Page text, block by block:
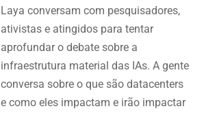
Laya conversam com pesquisadores,
ativistas e atingidos para tentar
aprofundar o debate sobre a
infraestrutura material das IAs. A gente
conversa sobre o que são datacenters
e como eles impactam e irão impactar